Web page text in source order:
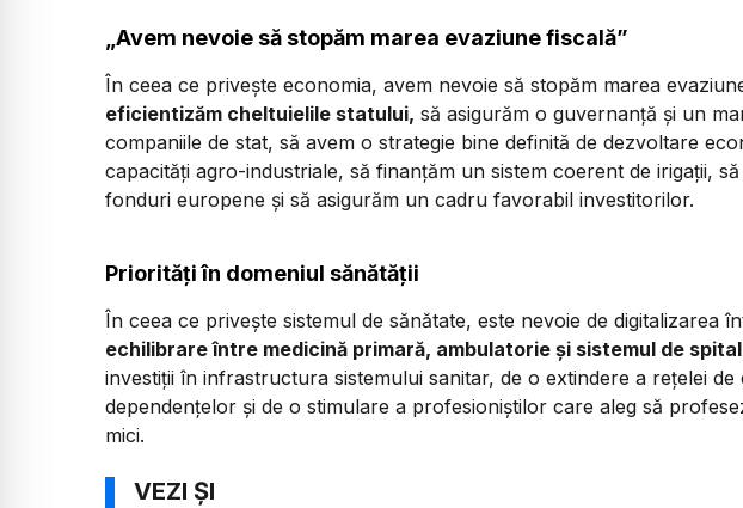
„Avem nevoie să stopăm marea evaziune fiscală”
În ceea ce privește economia, avem nevoie să stopăm marea
eficientizăm cheltuielile statului, să asigurăm o guvernanță și un
companiile de stat, să avem o strategie bine definită de dezvoltare
capacități agro-industriale, să finanțăm un sistem coerent de irigații,
fonduri europene și să asigurăm un cadru favorabil investitorilor.
Priorități în domeniul sănătății
În ceea ce privește sistemul de sănătate, este nevoie de digitalizarea
echilibrare între medicină primară, ambulatorie și sistemul de
investiții în infrastructura sistemului sanitar, de o extindere a rețelei
dependențelor și de o stimulare a profesioniștilor care aleg să
mici.